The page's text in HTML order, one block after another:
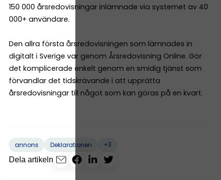
150 000 årsredovisningar inlämnade via systemet av 40
000+ användare.
Den allra första årsredovisningen som lämnades in
digitalt i Sverige var genom Årsredovisning Online. Gör
det komplicerade enkelt genom en smidig tjänst som
förvandlar det tidskrävande i att upprätta
årsredovisningar till något som kan göras på en kvart.
annons Deklarationen
+3
Dela artikeln